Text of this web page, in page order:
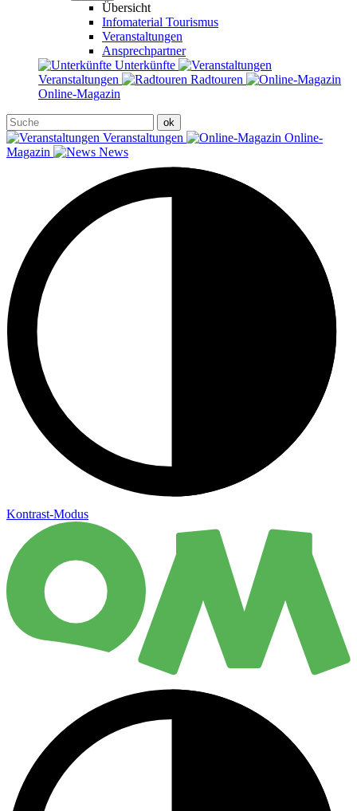
Übersicht
Infomaterial Tourismus
Veranstaltungen
Ansprechpartner
Unterkünfte
Veranstaltungen
Radtouren
Online-Magazin
Veranstaltungen
Online-
Magazin
News
Kontrast-Modus